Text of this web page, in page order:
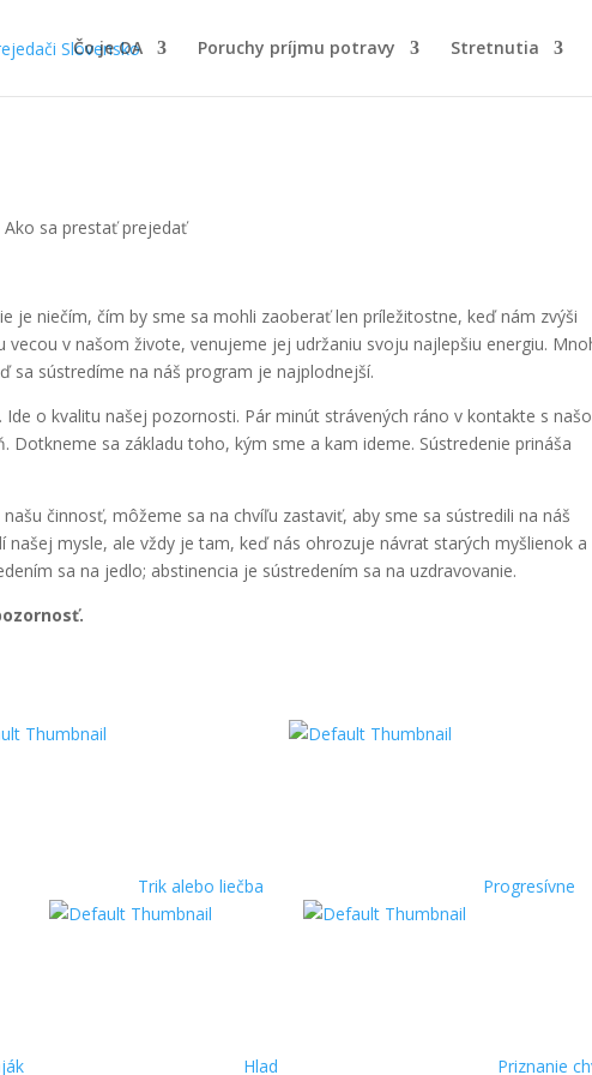
Čo je OA Poruchy príjmu potravy Stretnutia
Ako sa prestať prejedať
je niečím, čím by sme sa mohli zaoberať len príležitostne, keď nám zvýši
v našom živote, venujeme jej udržaniu svoju najlepšiu energiu.
sa sústredíme na náš program je najplodnejší.
o kvalitu našej pozornosti. Pár minút strávených ráno v kontakte s
Dotkneme sa základu toho, kým sme a kam ideme. Sústredenie prináša
činnosť, môžeme sa na chvíľu zastaviť, aby sme sa sústredili na náš
našej mysle, ale vždy je tam, keď nás ohrozuje návrat starých myšlienok a
sa na jedlo; abstinencia je sústredením sa na uzdravovanie.
Trik alebo liečba Progresívne
Hlad Priznanie